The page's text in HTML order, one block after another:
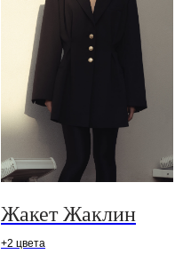
Жакет Жаклин
+2 цвета